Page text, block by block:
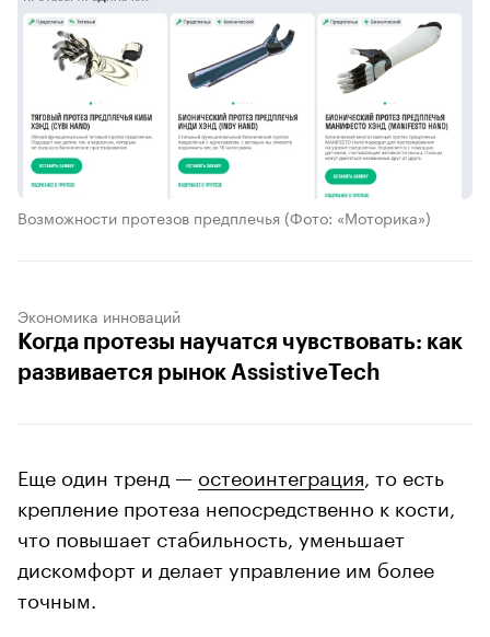
Возможности протезов предплечья (Фото: «Моторика»)
Экономика инноваций
Когда протезы научатся чувствовать: как
развивается рынок AssistiveTech
Еще один тренд — остеоинтеграция , то есть
крепление протеза непосредственно к кости,
что повышает стабильность, уменьшает
дискомфорт и делает управление им более
точным.